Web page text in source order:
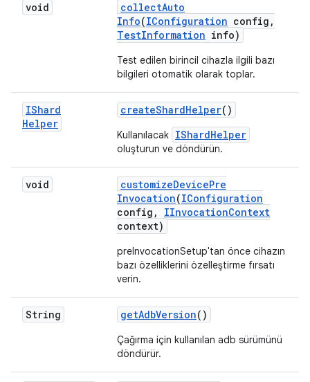
void collectAuto
Info(IConfiguration config ,
TestInformation info)
Test edilen birincil cihazla ilgili bazı
bilgileri otomatik olarak toplar.
IShard
Helper
createShardHelper()
Kullanılacak IShardHelper
oluşturun ve döndürün.
void customizeDevicePre
Invocation(IConfiguration
config , IInvocationContext
context)
preInvocationSetup'tan önce cihazın
bazı özelliklerini özelleştirme fırsatı
verin.
String getAdbVersion()
Çağırma için kullanılan adb sürümünü
döndürür.